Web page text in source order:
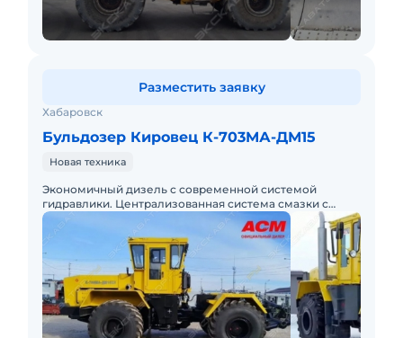
Хабаровск
Бульдозер Кировец К-703МА-ДМ15
Новая техника
Экономичный дизель с современной системой
гидравлики. Централизованная система смазки с
компьютерным управлением. Техника растаможена,
предоставим пакет докумен
Разместить заявку